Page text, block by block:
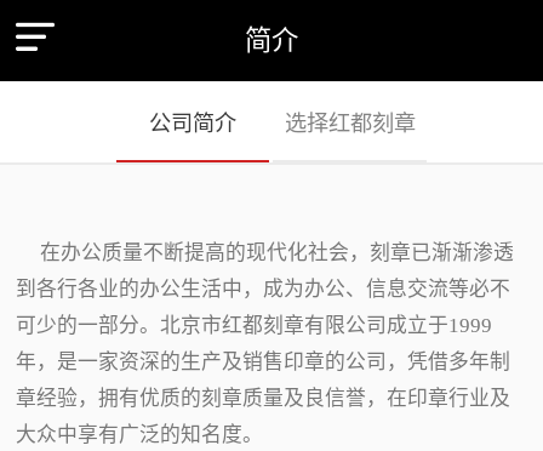
简介
公司简介 选择红都刻章
在办公质量不断提高的现代化社会，刻章已渐渐渗透
到各行各业的办公生活中，成为办公、信息交流等必不
可少的一部分。北京市红都刻章有限公司成立于1999
年，是一家资深的生产及销售印章的公司，凭借多年制
章经验，拥有优质的刻章质量及良信誉，在印章行业及
大众中享有广泛的知名度。